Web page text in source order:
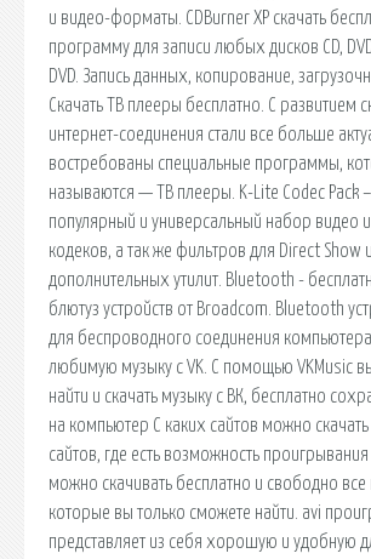
и видео-форматы. CDBurner XP скачать
программу для записи любых дисков CD,
DVD. Запись данных, копирование,
Скачать ТВ плееры бесплатно. С развитием
интернет-соединения стали все больше
востребованы специальные программы,
называются — ТВ плееры. K-Lite Codec Pack
популярный и универсальный набор видео
кодеков, а так же фильтров для Direct Show и
дополнительных утилит. Bluetooth -
блютуз устройств от Broadcom. Bluetooth
для беспроводного соединения
любимую музыку с VK. С помощью VKMusic
найти и скачать музыку с ВК, бесплатно
на компьютер С каких сайтов можно
сайтов, где есть возможность
можно скачивать бесплатно и свободно
которые вы только сможете найти. avi
представляет из себя хорошую и удобную